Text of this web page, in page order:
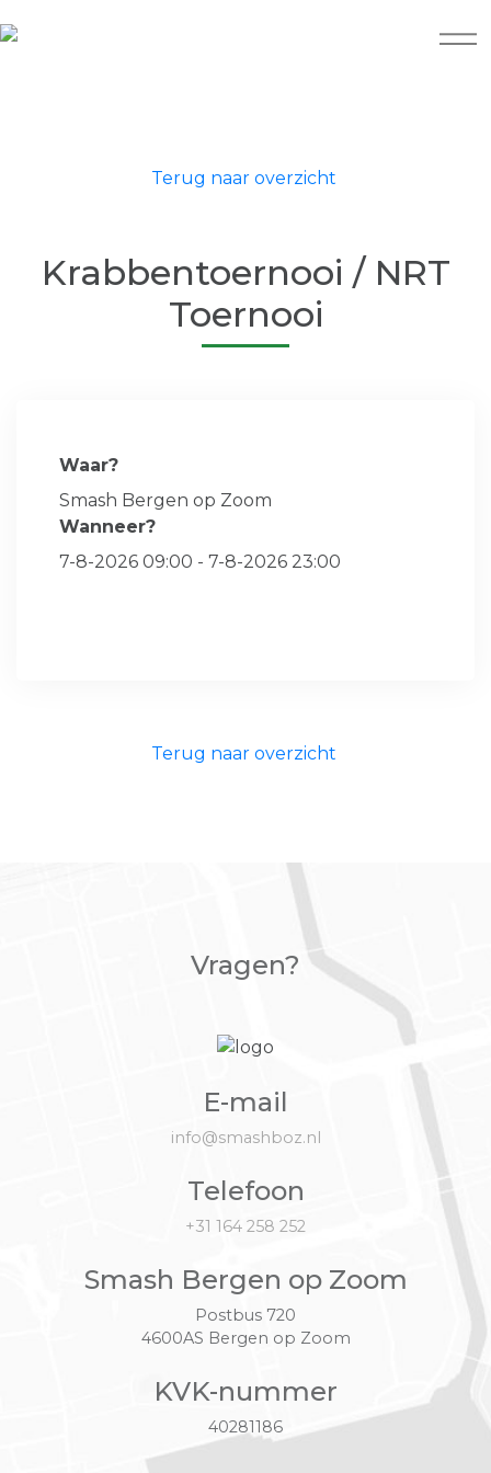
Terug naar overzicht
Krabbentoernooi / NRT
Toernooi
Waar?
Smash Bergen op Zoom
Wanneer?
7-8-2026 09:00 - 7-8-2026 23:00
Terug naar overzicht
Vragen?
E-mail
info@smashboz.nl
Telefoon
+31 164 258 252
Smash Bergen op Zoom
Postbus 720
4600AS Bergen op Zoom
KVK-nummer
40281186